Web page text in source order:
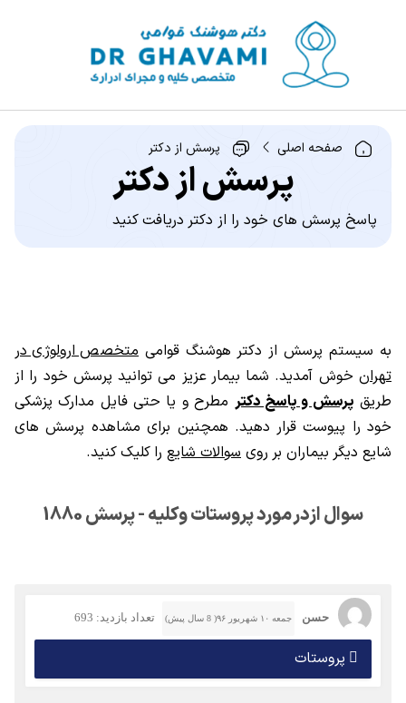
صفحه اصلی پرسش از دکتر
پرسش از دکتر
پاسخ پرسش های خود را از دکتر دریافت کنید
به سیستم پرسش از دکتر هوشنگ قوامی متخصص ارولوژی در
تهران خوش آمدید. شما بیمار عزیز می توانید پرسش خود را از
طریق پرسش و پاسخ دکتر مطرح و یا حتی فایل مدارک پزشکی
خود را پیوست قرار دهید. همچنین برای مشاهده پرسش های
شایع دیگر بیماران بر روی سوالات شایع را کلیک کنید.
سوال ازدر مورد پروستات وکلیه - پرسش 1880
حسن جمعه ۱۰ شهریور ۹۶( 8 سال پیش) تعداد بازدید: 693
پروستات